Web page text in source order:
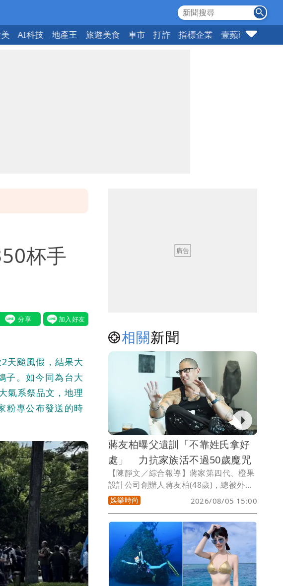
AI科技 地產王 旅遊美食 車市 打詐 指標企業 壹蘋頭家
火大（壹蘋
杯手
天颱風假，結果大
子。如今同為台大
氣系祭品文，地理
粉專公布發送的時
相關新聞
蔣友柏曝父遺訓「不靠姓氏拿好
處」 力抗家族活不過50歲魔咒
【陳靜文／綜合報導】蔣家第四代、橙果
設計公司創辦人蔣友柏(48歲)，總被外界
以為是「含著金湯匙出生」，然而他日前
接受YouTube頻道《安東尼本尼》專訪，
罕見談到父親蔣孝勇的遺訓，他表示父親
留給他最重要的一句話就是「不要負這個
姓就好」，因此自己始終堅持不利用
「蔣」這個姓氏獲取任何好處，他也透露
曾祖父蔣中正並未留下如外界想像的龐大
資產。
娛樂時尚 2026/08/05 15:00